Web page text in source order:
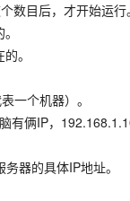
数目后，才开始运行。
。
一个机器）。
有俩IP，
器的具体IP地址。